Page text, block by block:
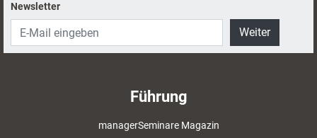
Newsletter
Weiter
Führung
managerSeminare Magazin